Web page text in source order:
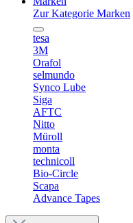
Zur Kategorie Marken
tesa
3M
Orafol
selmundo
Synco Lube
Siga
AFTC
Nitto
Müroll
monta
technicoll
Bio-Circle
Scapa
Advance Tapes